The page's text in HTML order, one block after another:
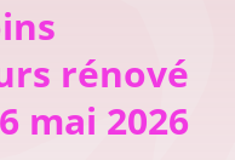
rénové
mai 2026